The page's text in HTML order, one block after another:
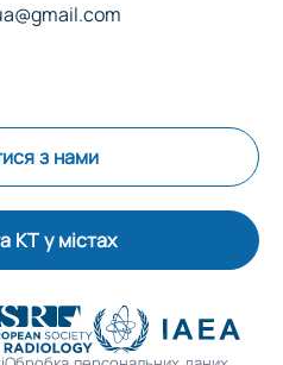
з нами
КТ у містах